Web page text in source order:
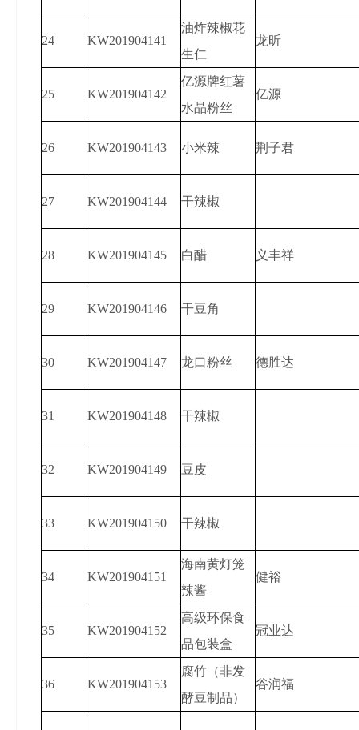
24 KW201904141
油炸辣椒花
生仁
龙昕
25 KW201904142
亿源牌红薯
水晶粉丝
亿源
26 KW201904143 小米辣 荆子君
27 KW201904144 干辣椒
28 KW201904145 白醋 义丰祥
29 KW201904146 干豆角
30 KW201904147 龙口粉丝 德胜达
31 KW201904148 干辣椒
32 KW201904149 豆皮
33 KW201904150 干辣椒
34 KW201904151
海南黄灯笼
辣酱
健裕
35 KW201904152
高级环保食
品包装盒
冠业达
36 KW201904153
腐竹（非发
酵豆制品）
谷润福